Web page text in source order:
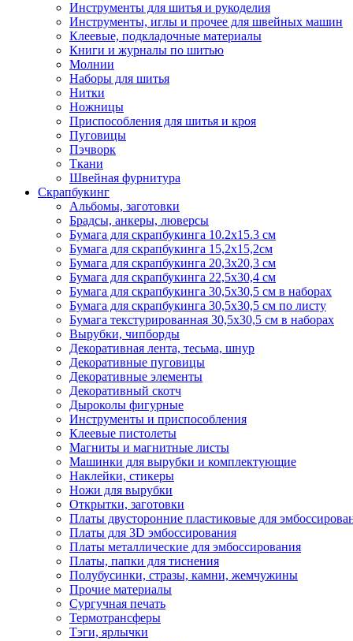
Инструменты для шитья и рукоделия
Инструменты, иглы и прочее для швейных машин
Клеевые, подкладочные материалы
Книги и журналы по шитью
Молнии
Наборы для шитья
Нитки
Ножницы
Приспособления для шитья и кроя
Пуговицы
Пэчворк
Ткани
Швейная фурнитура
Скрапбукинг
Альбомы, заготовки
Брадсы, анкеры, люверсы
Бумага для скрапбукинга 10.2х15.3 см
Бумага для скрапбукинга 15,2х15,2см
Бумага для скрапбукинга 20,3х20,3 см
Бумага для скрапбукинга 22,5х30,4 см
Бумага для скрапбукинга 30,5х30,5 см в наборах
Бумага для скрапбукинга 30,5х30,5 см по листу
Бумага текстурированная 30,5х30,5 см в наборах
Вырубки, чипборды
Декоративная лента, тесьма, шнур
Декоративные пуговицы
Декоративные элементы
Декоративный скотч
Дыроколы фигурные
Инструменты и приспособления
Клеевые пистолеты
Магниты и магнитные листы
Машинки для вырубки и комплектующие
Наклейки, стикеры
Ножи для вырубки
Открытки, заготовки
Платы двусторонние пластиковые для
Платы для 3D эмбоссирования
Платы металлические для эмбоссирования
Платы, папки для тиснения
Полубусинки, стразы, камни, жемчужины
Прочие материалы
Сургучная печать
Термотрансферы
Тэги, ярлычки